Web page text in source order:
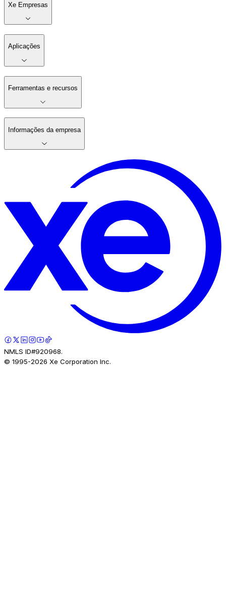
Xe Empresas
Aplicações
Ferramentas e recursos
Informações da empresa
NMLS ID#920968.
© 1995-2026 Xe Corporation Inc.